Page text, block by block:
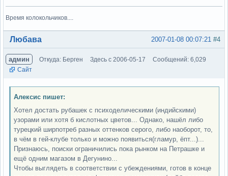
Время колокольчиков....
Вне форума #4
2007-01-08 00:07:21
Любава
админ Откуда: Берген Здесь с 2006-05-17
Сообщений: 6,029
Сайт
Алексис пишет:
Хотел достать рубашек с психоделическими (индийскими)
узорами или хотя б кислотных цветов... Однако, нашёл либо
турецкий ширпотреб разных оттенков серого, либо наоборот, то,
в чём в гей-клубе только и можно появиться(гламур, ёпт...)...
Признаюсь, поиски ограничились пока рынком на Петрашке и
ещё одним магазом в Дегунино...
Чтобы выглядеть в соответствии с убеждениями, готов в конце